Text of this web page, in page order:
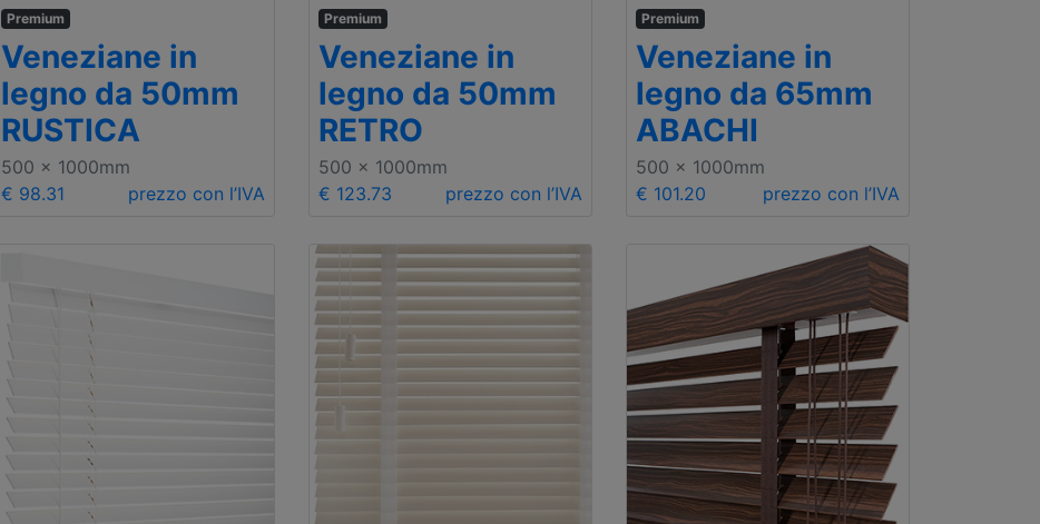
Premium
Veneziane in
legno da 50mm
RUSTICA
500 x 1000mm
€ 98.31
prezzo con l’IVA
Premium
Veneziane in
legno da 50mm
RETRO
500 x 1000mm
€ 123.73
prezzo con l’IVA
Premium
Veneziane in
legno da 65mm
ABACHI
500 x 1000mm
€ 101.20
prezzo con l’IVA